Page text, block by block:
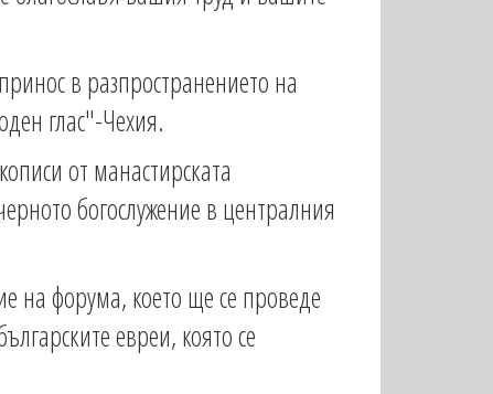
в разпространението на
глас"-Чехия.
от манастирската
богослужение в централния
на форума, което ще се проведе
евреи, която се